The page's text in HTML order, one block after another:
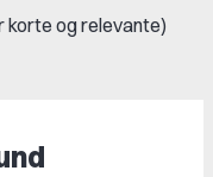
korte og relevante)